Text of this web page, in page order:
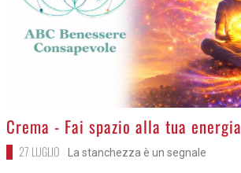
>
Crema - Fai spazio alla tua energia
27 LUGLIO La stanchezza è un segnale